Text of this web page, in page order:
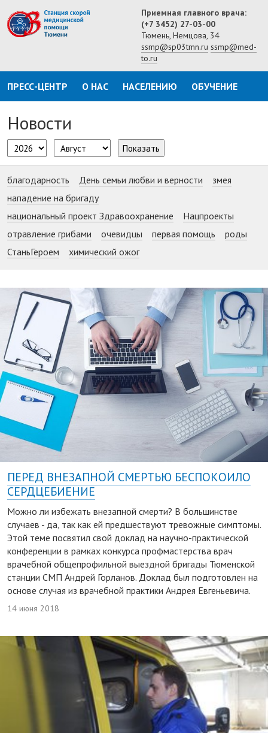
Приемная главного врача:
(+7 3452) 27-03-00
Тюмень, Немцова, 34
ssmp@sp03tmn.ru ssmp@med-
to.ru
ПРЕСС-ЦЕНТР О НАС НАСЕЛЕНИЮ ОБУЧЕНИЕ
Новости
Показать
благодарность День семьи любви и верности
змея
нападение на бригаду
национальный проект Здравоохранение
Нацпроекты
отравление грибами
очевидцы первая помощь
роды
СтаньГероем
химический ожог
ПЕРЕД ВНЕЗАПНОЙ СМЕРТЬЮ БЕСПОКОИЛО
СЕРДЦЕБИЕНИЕ
Можно ли избежать внезапной смерти? В большинстве
случаев - да, так как ей предшествуют тревожные симптомы.
Этой теме посвятил свой доклад на научно-практической
конференции в рамках конкурса профмастерства врач
врачебной общепрофильной выездной бригады Тюменской
станции СМП Андрей Горланов. Доклад был подготовлен на
основе случая из врачебной практики Андрея Евгеньевича.
14 июня 2018